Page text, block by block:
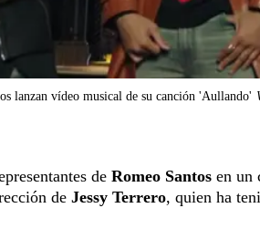
lanzan vídeo musical de su canción 'Aullando'
de Romeo Santos en un
de Jessy Terrero, quien ha